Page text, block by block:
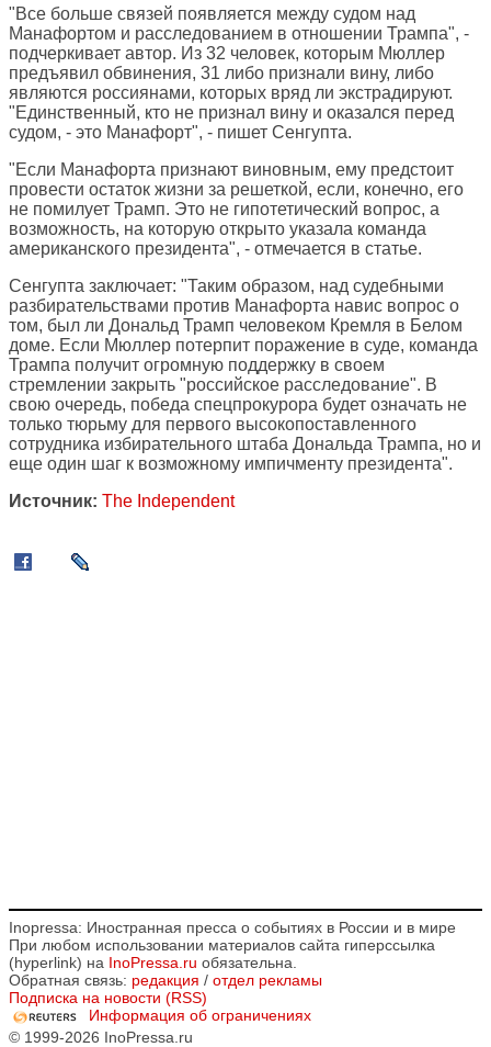
"Все больше связей появляется между судом над
Манафортом и расследованием в отношении Трампа", -
подчеркивает автор. Из 32 человек, которым Мюллер
предъявил обвинения, 31 либо признали вину, либо
являются россиянами, которых вряд ли экстрадируют.
"Единственный, кто не признал вину и оказался перед
судом, - это Манафорт", - пишет Сенгупта.
"Если Манафорта признают виновным, ему предстоит
провести остаток жизни за решеткой, если, конечно, его
не помилует Трамп. Это не гипотетический вопрос, а
возможность, на которую открыто указала команда
американского президента", - отмечается в статье.
Сенгупта заключает: "Таким образом, над судебными
разбирательствами против Манафорта навис вопрос о
том, был ли Дональд Трамп человеком Кремля в Белом
доме. Если Мюллер потерпит поражение в суде, команда
Трампа получит огромную поддержку в своем
стремлении закрыть "российское расследование". В
свою очередь, победа спецпрокурора будет означать не
только тюрьму для первого высокопоставленного
сотрудника избирательного штаба Дональда Трампа, но и
еще один шаг к возможному импичменту президента".
Источник: The Independent
Inopressa: Иностранная пресса о событиях в России и в мире
При любом использовании материалов сайта гиперссылка
(hyperlink) на InoPressa.ru обязательна.
Обратная связь: редакция / отдел рекламы
Подписка на новости (RSS)
Информация об ограничениях
© 1999-2026 InoPressa.ru